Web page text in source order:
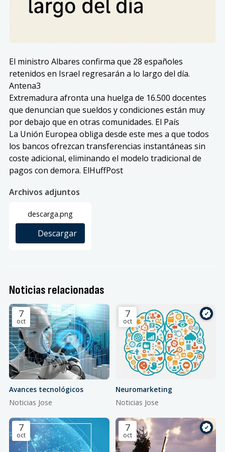
El ministro Albares confirma que 28 españoles
retenidos en Israel regresarán a lo largo del día.
Antena3
Extremadura afronta una huelga de 16.500 docentes
que denuncian que sueldos y condiciones están muy
por debajo que en otras comunidades. El País
La Unión Europea obliga desde este mes a que todos
los bancos ofrezcan transferencias instantáneas sin
coste adicional, eliminando el modelo tradicional de
pagos con demora. ElHuffPost
Archivos adjuntos
descarga.png
Descargar
Noticias relacionadas
7
oct
Avances tecnológicos
Noticias Jose
7
oct
Neuromarketing
Noticias Jose
7
oct
7
oct